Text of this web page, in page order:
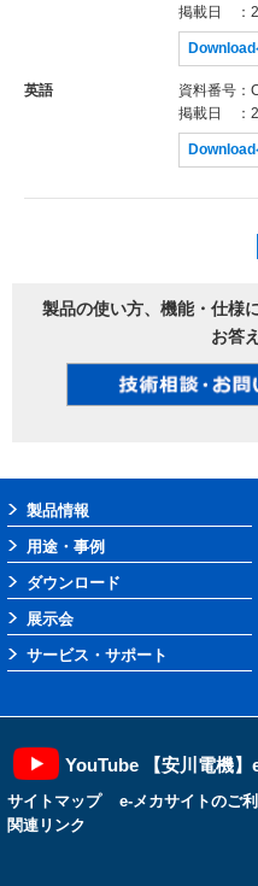
掲載日
英語 資料番号
掲載日
Download
製品の使い方、機能・仕様
お答
製品情報
用途・事例
ダウンロード
展示会
サービス・サポート
YouTube 【安川電機
サイトマップ e-メカサイトのご
関連リンク